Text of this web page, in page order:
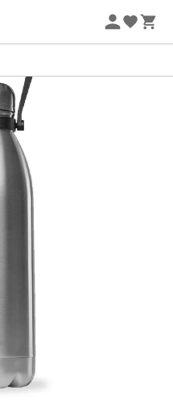
2 produktů* s kódem